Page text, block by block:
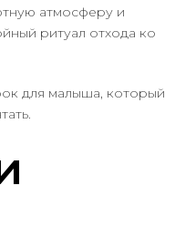
атмосферу и
ритуал отхода ко
для малыша, который